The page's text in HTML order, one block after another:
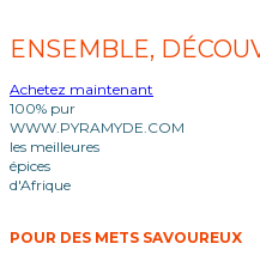
ENSEMBLE,
Achetez maintenant
100% pur
WWW.PYRAMYDE.COM
les meilleures
épices
d'Afrique
POUR DES METS SAVOUREUX